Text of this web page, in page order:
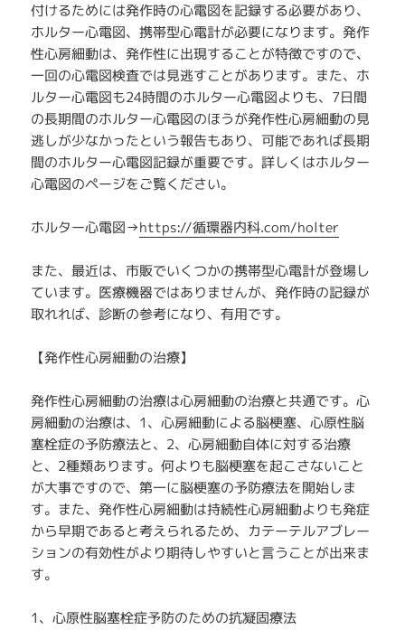
付けるためには発作時の心電図を記録する必要があり、
ホルター心電図、携帯型心電計が必要になります。発作
性心房細動は、発作性に出現することが特徴ですので、
一回の心電図検査では見逃すことがあります。また、ホ
ルター心電図も24時間のホルター心電図よりも、7日間
の長期間のホルター心電図のほうが発作性心房細動の見
逃しが少なかったという報告もあり、可能であれば長期
間のホルター心電図記録が重要です。詳しくはホルター
心電図のページをご覧ください。
ホルター心電図→https://循環器内科.com/holter
また、最近は、市販でいくつかの携帯型心電計が登場し
ています。医療機器ではありませんが、発作時の記録が
取れれば、診断の参考になり、有用です。
【発作性心房細動の治療】
発作性心房細動の治療は心房細動の治療と共通です。心
房細動の治療は、1、心房細動による脳梗塞、心原性脳
塞栓症の予防療法と、2、心房細動自体に対する治療
と、2種類あります。何よりも脳梗塞を起こさないこと
が大事ですので、第一に脳梗塞の予防療法を開始しま
す。また、発作性心房細動は持続性心房細動よりも発症
から早期であると考えられるため、カテーテルアブレー
ションの有効性がより期待しやすいと言うことが出来ま
す。
1、心原性脳塞栓症予防のための抗凝固療法